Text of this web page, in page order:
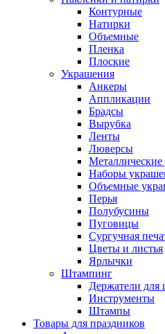
Контурные
Натирки
Объемные
Пленка
Плоские
Украшения
Анкеры
Аппликации
Брадсы
Вырубка
Ленты
Люверсы
Наборы
Объемные
Перья
Полубусины
Пуговицы
Сургучная
Цветы и листья
Ярлычки
Штампинг
Держатели для
Инструменты
Штампы
Товары для праздников